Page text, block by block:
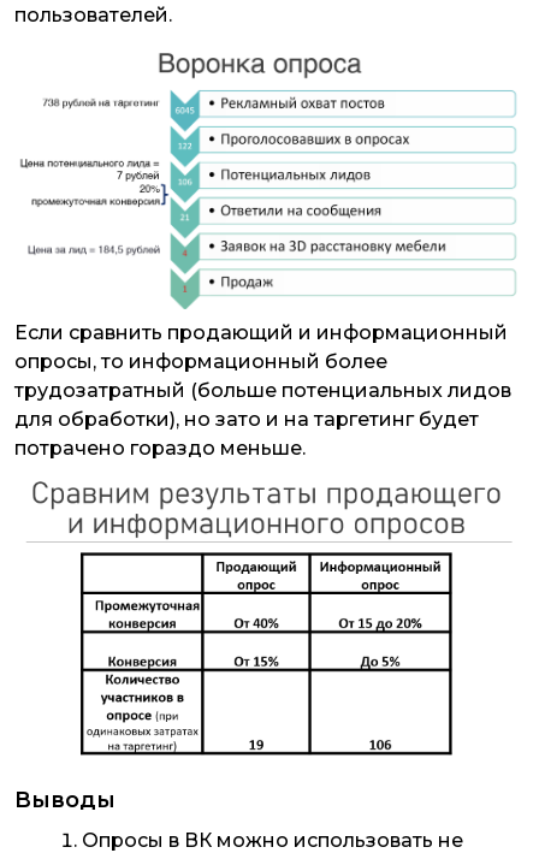
пользователей.
Если сравнить продающий и информационный
опросы, то информационный более
трудозатратный (больше потенциальных лидов
для обработки), но зато и на таргетинг будет
потрачено гораздо меньше.
Выводы
Опросы в ВК можно использовать не